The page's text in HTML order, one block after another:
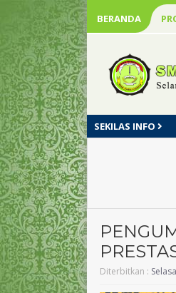
BERANDA
SEKILAS INFO
Diterbitkan :